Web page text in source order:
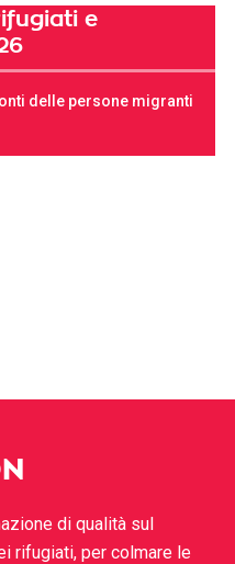
e
delle persone migranti
di qualità sul
rifugiati, per colmare le